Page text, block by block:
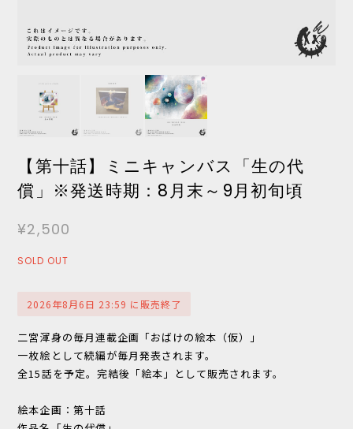
【第十話】ミニキャンバス「生の代
償」※発送時期：8月末～9月初旬頃
¥2,500
SOLD OUT
2026年8月6日 23:59 に販売終了
二宮渾身の毎月連載企画「おばけの絵本（仮）」
一枚絵として続編が毎月発表されます。
全15話を予定。完結後「絵本」として販売されます。
絵本企画：第十話